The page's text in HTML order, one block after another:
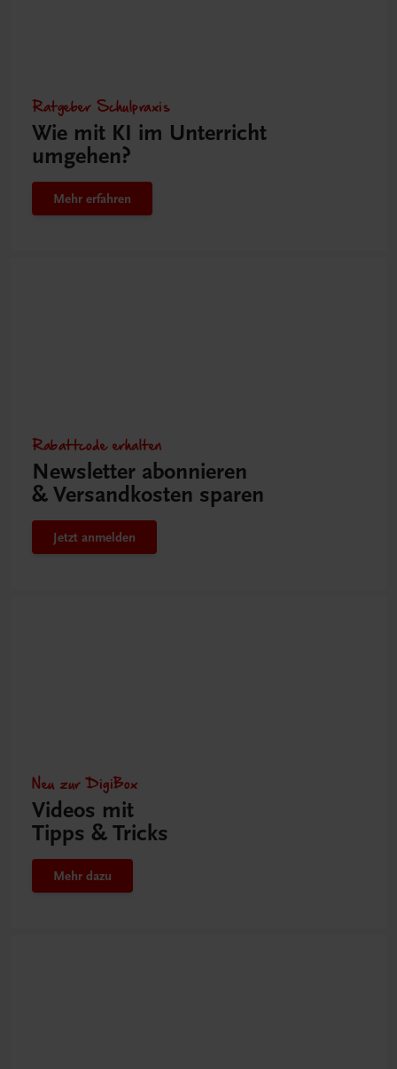
Ratgeber Schulpraxis
Wie mit KI im Unterricht
umgehen?
Mehr erfahren
Rabattcode erhalten
Newsletter abonnieren
& Versandkosten sparen
Jetzt anmelden
Neu zur DigiBox
Videos mit
Tipps & Tricks
Mehr dazu